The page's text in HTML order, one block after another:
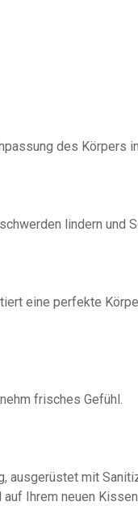
des Körpers
lindern und
eine perfekte
frisches Gefühl.
ausgerüstet mit
Ihrem neuen